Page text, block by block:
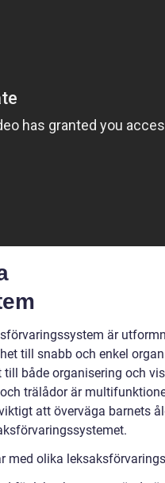
är
till snabb och enkel
både organisering och
trälådor är
att överväga barnets
med olika